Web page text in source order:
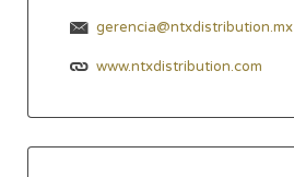
gerencia@ntxdistribution.mx
www.ntxdistribution.com